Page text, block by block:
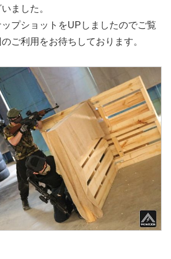
ました。
プショットをUPしましたのでご覧
ご利用をお待ちしております。